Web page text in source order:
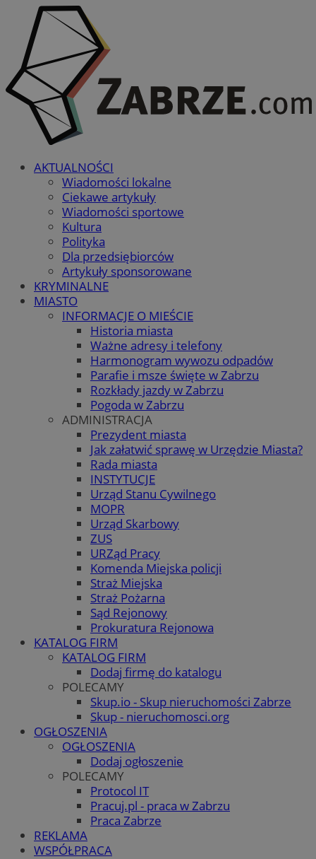
AKTUALNOŚCI
Wiadomości lokalne
Ciekawe artykuły
Wiadomości sportowe
Kultura
Polityka
Dla przedsiębiorców
Artykuły sponsorowane
KRYMINALNE
MIASTO
INFORMACJE O MIEŚCIE
Historia miasta
Ważne adresy i telefony
Harmonogram wywozu odpadów
Parafie i msze święte w Zabrzu
Rozkłady jazdy w Zabrzu
Pogoda w Zabrzu
ADMINISTRACJA
Prezydent miasta
Jak załatwić sprawę w Urzędzie Miasta?
Rada miasta
INSTYTUCJE
Urząd Stanu Cywilnego
MOPR
Urząd Skarbowy
ZUS
URZąd Pracy
Komenda Miejska policji
Straż Miejska
Straż Pożarna
Sąd Rejonowy
Prokuratura Rejonowa
KATALOG FIRM
KATALOG FIRM
Dodaj firmę do katalogu
POLECAMY
Skup.io - Skup nieruchomości Zabrze
Skup - nieruchomosci.org
OGŁOSZENIA
OGŁOSZENIA
Dodaj ogłoszenie
POLECAMY
Protocol IT
Pracuj.pl - praca w Zabrzu
Praca Zabrze
REKLAMA
WSPÓŁPRACA